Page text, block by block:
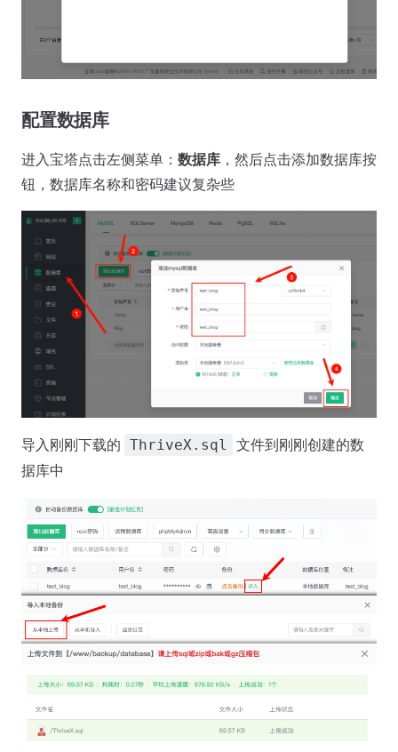
配置数据库
进入宝塔点击左侧菜单： 数据库 ，然后点击添加数据库按
钮，数据库名称和密码建议复杂些
导入刚刚下载的 ThriveX.sql
文件到刚刚创建的数
据库中